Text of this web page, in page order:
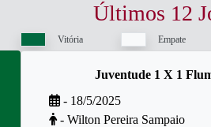
Últimos 12
Vitória Empate
Juventude 1 X 1
- 18/5/2025
- Wilton Pereira Sampaio